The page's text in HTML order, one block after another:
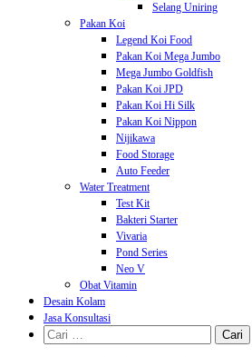
Selang Uniring
Pakan Koi
Legend Koi Food
Pakan Koi Mega Jumbo
Mega Jumbo Goldfish
Pakan Koi JPD
Pakan Koi Hi Silk
Pakan Koi Nippon
Nijikawa
Food Storage
Auto Feeder
Water Treatment
Test Kit
Bakteri Starter
Vivaria
Pond Series
Neo V
Obat Vitamin
Desain Kolam
Jasa Konsultasi
Cari
untuk: